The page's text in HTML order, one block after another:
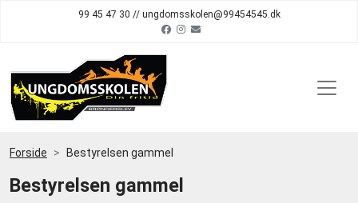
99 45 47 30 // ungdomsskolen@99454545.dk
Forside Bestyrelsen gammel
Bestyrelsen gammel